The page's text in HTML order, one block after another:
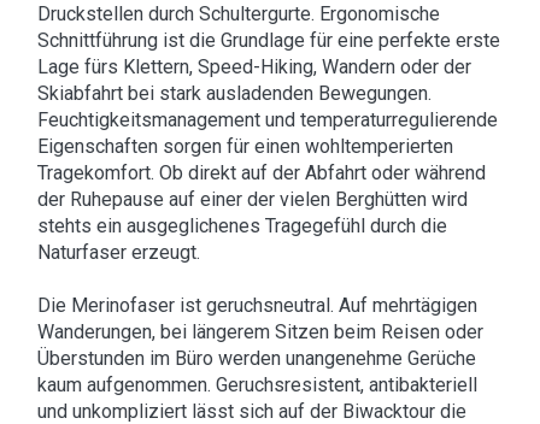
Druckstellen durch Schultergurte. Ergonomische
Schnittführung ist die Grundlage für eine perfekte erste
Lage fürs Klettern, Speed-Hiking, Wandern oder der
Skiabfahrt bei stark ausladenden Bewegungen.
Feuchtigkeitsmanagement und temperaturregulierende
Eigenschaften sorgen für einen wohltemperierten
Tragekomfort. Ob direkt auf der Abfahrt oder während
der Ruhepause auf einer der vielen Berghütten wird
stehts ein ausgeglichenes Tragegefühl durch die
Naturfaser erzeugt.
Die Merinofaser ist geruchsneutral. Auf mehrtägigen
Wanderungen, bei längerem Sitzen beim Reisen oder
Überstunden im Büro werden unangenehme Gerüche
kaum aufgenommen. Geruchsresistent, antibakteriell
und unkompliziert lässt sich auf der Biwacktour die